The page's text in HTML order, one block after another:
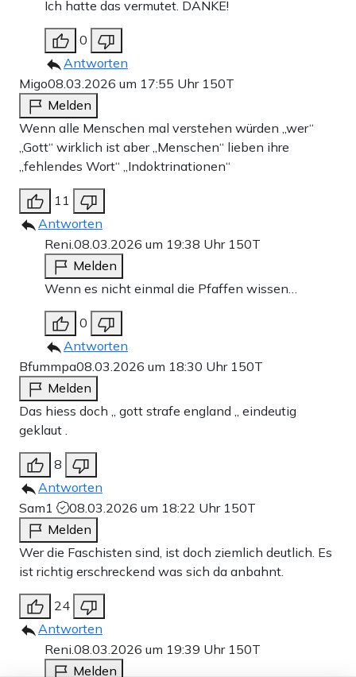
Ich hatte das vermutet. DANKE!
0
Antworten
Migo08.03.2026 um 17:55 Uhr 150T
Melden
Wenn alle Menschen mal verstehen würden „wer“
„Gott“ wirklich ist aber „Menschen“ lieben ihre
„fehlendes Wort“ „Indoktrinationen“
11
Antworten
Reni.08.03.2026 um 19:38 Uhr 150T
Melden
Wenn es nicht einmal die Pfaffen wissen…
0
Antworten
Bfummpa08.03.2026 um 18:30 Uhr 150T
Melden
Das hiess doch ,, gott strafe england ,, eindeutig
geklaut .
8
Antworten
Sam1
08.03.2026 um 18:22 Uhr 150T
Melden
Wer die Faschisten sind, ist doch ziemlich deutlich. Es
ist richtig erschreckend was sich da anbahnt.
24
Antworten
Reni.08.03.2026 um 19:39 Uhr 150T
Melden